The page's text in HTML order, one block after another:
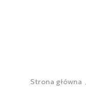
Strona główna